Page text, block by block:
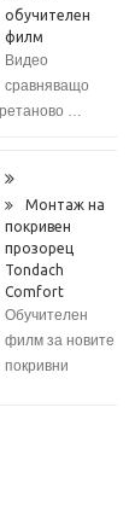
обучителен
филм
Видео
сравняващо
…
Монтаж на
покривен
прозорец
Tondach
Comfort
Обучителен
филм за новите
покривни